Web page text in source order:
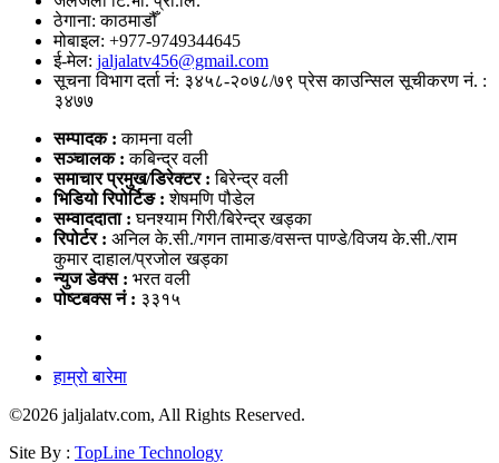
ठेगाना: काठमाडौँ
मोबाइल: +977-9749344645
ई-मेल: jaljalatv456@gmail.com
सूचना विभाग दर्ता नं: ३४५८-२०७८/७९ प्रेस काउन्सिल सूचीकरण नं. :
३४७७
सम्पादक :कामना वली
सञ्‍चालक : कबिन्द्र वली
समाचार प्रमुख/डिरेक्टर :बिरेन्द्र वली
भिडियो रिपोर्टिङ : शेषमणि पौडेल
सम्वाददाता :घनश्याम गिरी/बिरेन्द्र खड्का
रिपोर्टर : अनिल के.सी./गगन तामाङ/वसन्त पाण्डे/विजय के.सी./राम
कुमार दाहाल/प्रजोल खड्का
न्युज डेक्स : भरत वली
पोष्‍टबक्स नं : ३३१५
हाम्रो बारेमा
©2026 jaljalatv.com, All Rights Reserved.
Site By : TopLine Technology